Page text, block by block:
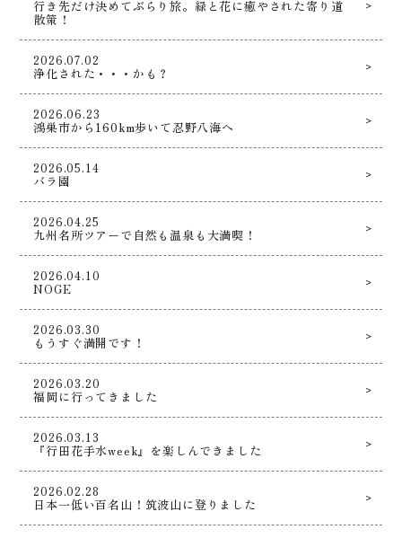
行き先だけ決めてぶらり旅。緑と花に癒やされた寄り道
散策！
2026.07.02
浄化された・・・かも？
2026.06.23
鴻巣市から160km歩いて忍野八海へ
2026.05.14
バラ園
2026.04.25
九州名所ツアーで自然も温泉も大満喫！
2026.04.10
NOGE
2026.03.30
もうすぐ満開です！
2026.03.20
福岡に行ってきました
2026.03.13
『行田花手水week』を楽しんできました
2026.02.28
日本一低い百名山！筑波山に登りました